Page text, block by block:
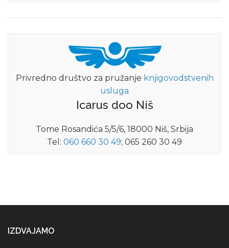
Privredno društvo za pružanje knjigovodstvenih
usluga
Icarus doo Niš
Tome Rosandića 5/5/6, 18000 Niš, Srbija
Tel: 060 660 30 49; 065 260 30 49
IZDVAJAMO